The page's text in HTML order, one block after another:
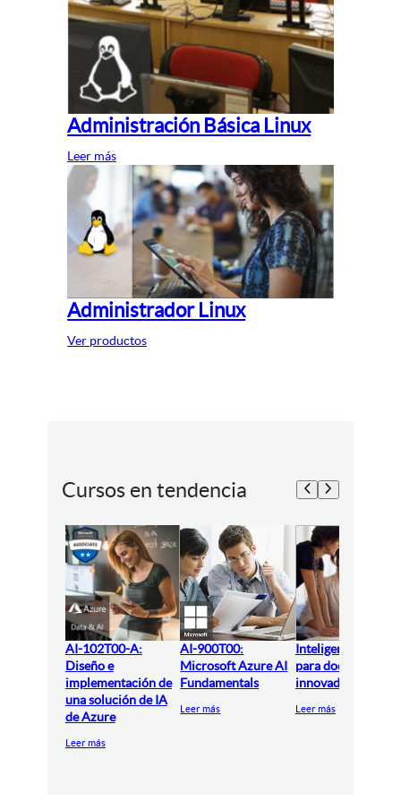
Administración Básica Linux
Leer más
Administrador Linux
Ver productos
Cursos en tendencia
AI-102T00-A:
Diseño e
implementación de
una solución de IA
de Azure
Leer más
AI-900T00:
Microsoft Azure AI
Fundamentals
Leer más
Inteligencia
para docentes
innovadores
Leer más